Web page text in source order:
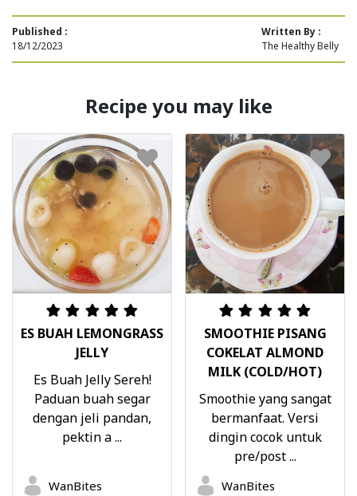
Published :
18/12/2023
Written By :
The Healthy Belly
Recipe you may like
ES BUAH LEMONGRASS
JELLY
Es Buah Jelly Sereh!
Paduan buah segar
dengan jeli pandan,
pektin a ...
WanBites
SMOOTHIE PISANG
COKELAT ALMOND
MILK (COLD/HOT)
Smoothie yang sangat
bermanfaat. Versi
dingin cocok untuk
pre/post ...
WanBites